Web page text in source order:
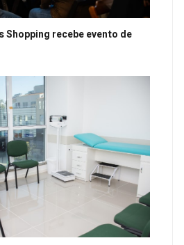
Shopping recebe evento de